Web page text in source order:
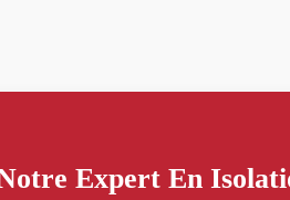
Expert En